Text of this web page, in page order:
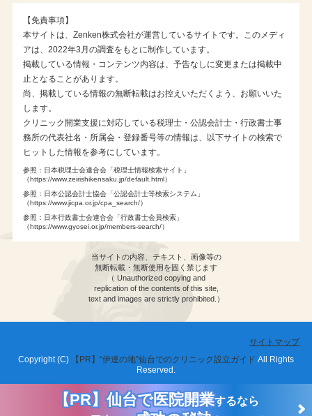
the 医院開業（メディヴァンス）
Dr.働き方サポート（医業経営サポート）
シバタインテック
医業経営アシスト
青木＆パートナーズ
ウェイヴ
ファルム
日本医業総研
メディット（JA三井リース）
土屋歯科商店
コードワン
エム・シー・エル
いまいメディカルサポート
東邦薬品
【PR】仙台で医院開業するなら
【免責事項】
本サイトは、Zenken株式会社が運営しているサイトです。このメディ
アは、2022年3月の調査をもとに制作しています。
掲載している情報・コンテンツ内容は、予告なしに変更または掲載中
止となることがあります。
尚、掲載している情報の無断転載はお控えいただくよう、お願いいた
します。
クリニック開業支援に対応している税理士・公認会計士・行政書士事
務所の代表社名・所属会・登録番号等の情報は、以下サイトの検索で
ヒットした情報を参考にしています。
参照：日本税理士会連合会「税理士情報検索サイト」
（https://www.zeirishikensaku.jp/default.html）
参照：日本公認会計士協会「公認会計士等検索システム」
（https://www.jicpa.or.jp/cpa_search/）
参照：日本行政書士会連合会「行政書士会員検索」
（https://www.gyosei.or.jp/members-search/）
当サイトの内容、テキスト、画像等の
無断転載・無断使用を固く禁じます
（ Unauthorized copying and
replication of the contents of this site,
text and images are strictly prohibited.）
サイトマップ
Copyright (C)
“伊達の地”仙台でのクリニック設立ガイド All Rights
Reserved.